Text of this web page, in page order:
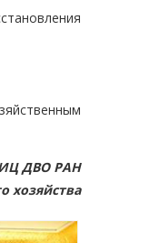
ДВО РАН
хозяйства